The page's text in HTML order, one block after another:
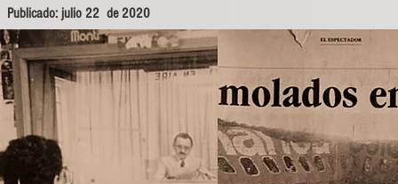
Publicado: julio 22 de 2020